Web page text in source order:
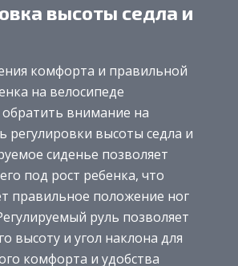
высоты седла и
комфорта и правильной
на велосипеде
внимание на
регулировки высоты седла и
сиденье позволяет
под рост ребенка, что
правильное положение ног
руль позволяет
высоту и угол наклона для
комфорта и удобства